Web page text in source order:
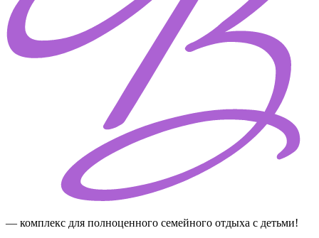
— комплекс для полноценного семейного отдыха с детьми!